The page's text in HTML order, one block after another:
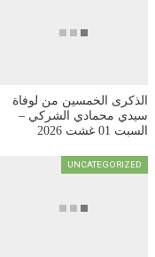
الذكرى الخمسين من لوفاة
سيدي محمادي الشركي –
السبت 01 غشت 2026
UNCATEGORIZED